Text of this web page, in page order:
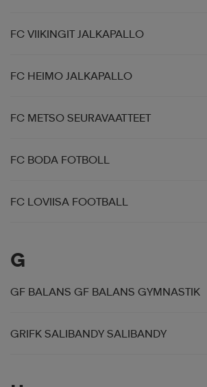
FC VIIKINGIT JALKAPALLO
FC HEIMO JALKAPALLO
FC METSO SEURAVAATTEET
FC BODA FOTBOLL
FC LOVIISA FOOTBALL
G
GF BALANS GF BALANS GYMNASTIK
GRIFK SALIBANDY SALIBANDY